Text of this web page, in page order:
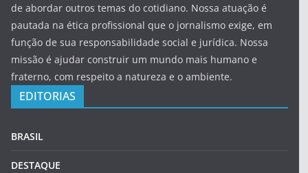
de abordar outros temas do cotidiano. Nossa atuação é
pautada na ética profissional que o jornalismo exige, em
função de sua responsabilidade social e jurídica. Nossa
missão é ajudar construir um mundo mais humano e
fraterno, com respeito a natureza e o ambiente.
EDITORIAS
BRASIL
DESTAQUE